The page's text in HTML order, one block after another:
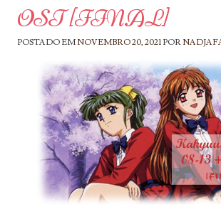
OST [FINAL]
POSTADO EM NOVEMBRO 20, 2021 POR